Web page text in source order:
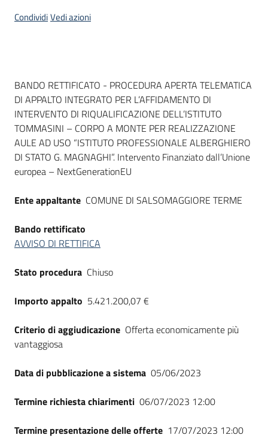
site
su
CondividiVedi azioni
Dati del bando
BANDO RETTIFICATO - PROCEDURA APERTA TELEMATICA
DI APPALTO INTEGRATO PER L’AFFIDAMENTO DI
INTERVENTO DI RIQUALIFICAZIONE DELL’ISTITUTO
TOMMASINI – CORPO A MONTE PER REALIZZAZIONE
AULE AD USO “ISTITUTO PROFESSIONALE ALBERGHIERO
DI STATO G. MAGNAGHI”. Intervento Finanziato dall’Unione
europea – NextGenerationEU
Ente appaltante COMUNE DI SALSOMAGGIORE TERME
Bando rettificato
AVVISO DI RETTIFICA
Stato procedura Chiuso
Importo appalto 5.421.200,07 €
Criterio di aggiudicazione Offerta economicamente più
vantaggiosa
Data di pubblicazione a sistema 05/06/2023
Termine richiesta chiarimenti 06/07/2023 12:00
Termine presentazione delle offerte 17/07/2023 12:00